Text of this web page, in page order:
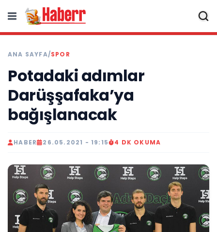
ANA SAYFA/SPOR
Potadaki adımlar
Darüşşafaka’ya
bağışlanacak
HABER 26.05.2021 - 19:15 4 DK OKUMA